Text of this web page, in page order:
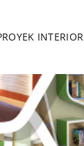
INTERIOR